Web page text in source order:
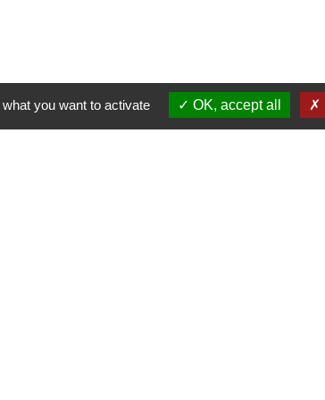
+33 4 74 04 10 44
info@fleurie.org
you want to activate OK, accept all